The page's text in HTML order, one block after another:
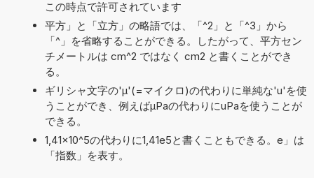
この時点で許可されています
平方」と「立方」の略語では、「^2」と「^3」から
「^」を省略することができる。したがって、平方セン
チメートルは cm^2 ではなく cm2 と書くことができ
る。
ギリシャ文字の'μ'(=マイクロ)の代わりに単純な'u'を使
うことができ、例えばµPaの代わりにuPaを使うことが
できる。
1,41×10^5の代わりに1,41e5と書くこともできる。e」は
「指数」を表す。